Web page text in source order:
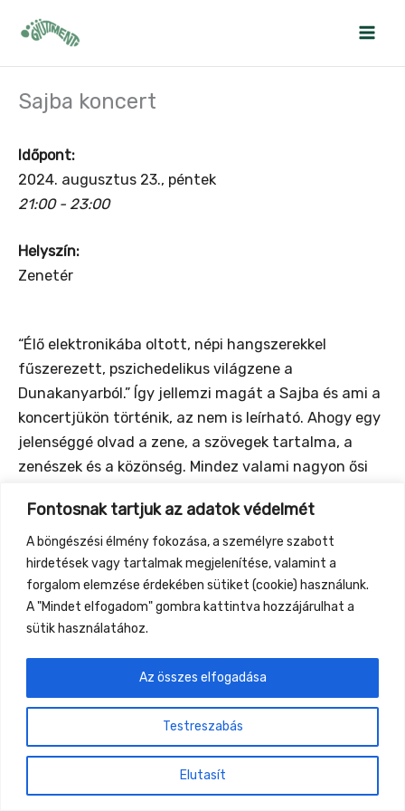
Fontosnak tartjuk az adatok védelmét
A böngészési élmény fokozása, a személyre szabott
hirdetések vagy tartalmak megjelenítése, valamint a
forgalom elemzése érdekében sütiket (cookie) használunk.
A "Mindet elfogadom" gombra kattintva hozzájárulhat a
sütik használatához.
Testreszabás
Elutasít
Az összes elfogadása
Sajba koncert
Időpont:
2024. augusztus 23., péntek
21:00 - 23:00
Helyszín:
Zenetér
“Élő elektronikába oltott, népi hangszerekkel
fűszerezett, pszichedelikus világzene a
Dunakanyarból.” Így jellemzi magát a Sajba és ami a
koncertjükön történik, az nem is leírható. Ahogy egy
jelenséggé olvad a zene, a szövegek tartalma, a
zenészek és a közönség. Mindez valami nagyon ősi
https://sajba.bandcamp.com/track/tiszta-leveg-t
←Previous Event
Gyüttment Találkozó, 2026. augusztus 27-30.,
Csobánkapuszta